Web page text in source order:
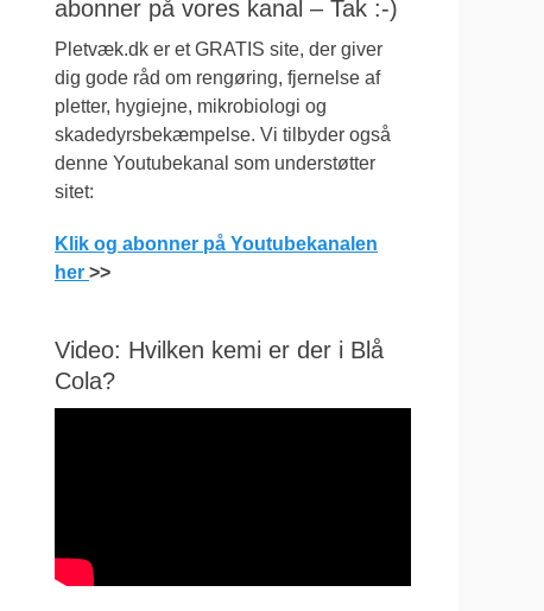
abonner på vores kanal – Tak :-)
Pletvæk.dk er et GRATIS site, der giver
dig gode råd om rengøring, fjernelse af
pletter, hygiejne, mikrobiologi og
skadedyrsbekæmpelse. Vi tilbyder også
denne Youtubekanal som understøtter
sitet:
Klik og abonner på Youtubekanalen
her >>
Video: Hvilken kemi er der i Blå
Cola?